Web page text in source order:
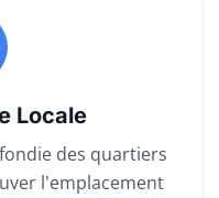
Locale
des quartiers
l'emplacement